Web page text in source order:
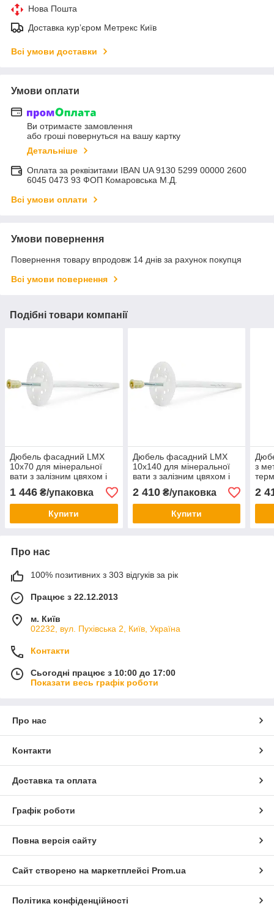
Нова Пошта
Доставка курʼєром Метрекс Київ
Всі умови доставки
Умови оплати
Ви отримаєте замовлення
або гроші повернуться на вашу картку
Детальніше
Оплата за реквізитами IBAN UA 9130 5299 00000 2600
6045 0473 93 ФОП Комаровська М.Д.
Всі умови оплати
Умови повернення
Повернення товару впродовж 14 днів за рахунок покупця
Всі умови повернення
Подібні товари компанії
Дюбель фасадний LMX
10х70 для мінеральної
вати з залізним цвяхом і
термоголовкою Wkret-Met
200 шт.
1 446 ₴/упаковка
Купити
Дюбель фасадний LMX
10х140 для мінеральної
вати з залізним цвяхом і
термоголовкою Wkret-Met
200 шт.
2 410₴/упаковка
Купити
з
2
Про нас
100% позитивних з 303 відгуків за рік
Працює з 22.12.2013
м. Київ
02232, вул. Пухівська 2, Київ, Україна
Контакти
Сьогодні працює з 10:00 до 17:00
Показати весь графік роботи
Про нас
Контакти
Доставка та оплата
Графік роботи
Повна версія сайту
Сайт створено на маркетплейсі Prom.ua
Політика конфіденційності